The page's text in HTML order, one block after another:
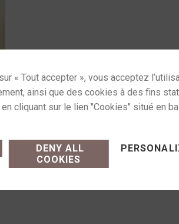
est hors norme. Le
Cette sélection de
DENY ALL
COOKIES